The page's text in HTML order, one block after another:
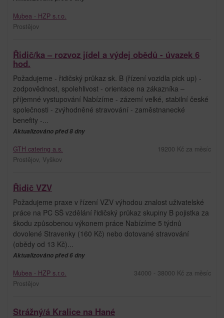
Mubea - HZP s.r.o.
Prostějov
Řidič/ka – rozvoz jídel a výdej obědů - úvazek 6
hod.
Požadujeme - řidičský průkaz sk. B (řízení vozidla pick up) -
zodpovědnost, spolehlivost - orientace na zákazníka –
příjemné vystupování Nabízíme - zázemí velké, stabilní české
společnosti - zvýhodněné stravování - zaměstnanecké
benefity -...
Aktualizováno před 8 dny
GTH catering a.s.
Prostějov, Vyškov
19200 Kč za měsíc
Řidič VZV
Požadujeme praxe v řízení VZV výhodou znalost uživatelské
práce na PC SŠ vzdělání řidičský průkaz skupiny B pojistka za
škodu způsobenou výkonem práce Nabízíme 5 týdnů
dovolené Stravenky (160 Kč) nebo dotované stravování
(obědy od 13 Kč)...
Aktualizováno před 6 dny
Mubea - HZP s.r.o.
Prostějov
34000 - 38000 Kč za měsíc
Strážný/á Kralice na Hané